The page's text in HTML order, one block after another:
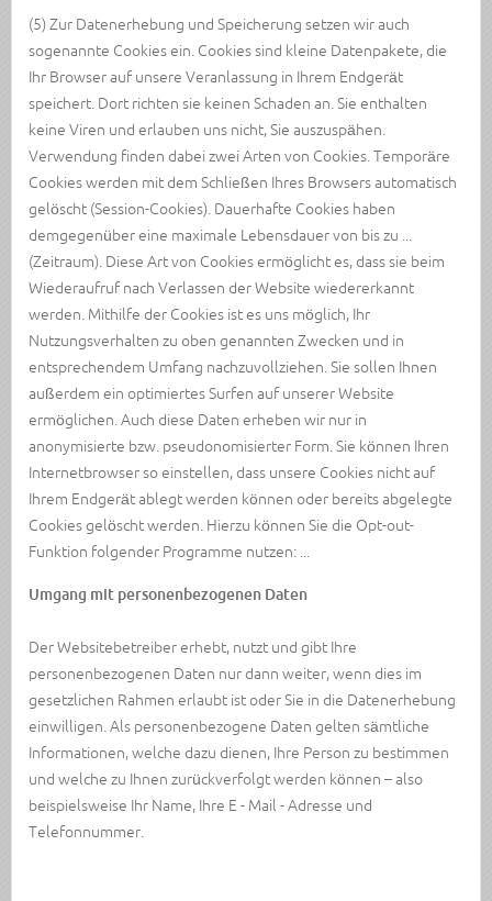
(5) Zur Datenerhebung und Speicherung setzen wir auch
sogenannte Cookies ein. Cookies sind kleine Datenpakete, die
Ihr Browser auf unsere Veranlassung in Ihrem Endgerät
speichert. Dort richten sie keinen Schaden an. Sie enthalten
keine Viren und erlauben uns nicht, Sie auszuspähen.
Verwendung finden dabei zwei Arten von Cookies. Temporäre
Cookies werden mit dem Schließen Ihres Browsers automatisch
gelöscht (Session-Cookies). Dauerhafte Cookies haben
demgegenüber eine maximale Lebensdauer von bis zu ...
(Zeitraum). Diese Art von Cookies ermöglicht es, dass sie beim
Wiederaufruf nach Verlassen der Website wiedererkannt
werden. Mithilfe der Cookies ist es uns möglich, Ihr
Nutzungsverhalten zu oben genannten Zwecken und in
entsprechendem Umfang nachzuvollziehen. Sie sollen Ihnen
außerdem ein optimiertes Surfen auf unserer Website
ermöglichen. Auch diese Daten erheben wir nur in
anonymisierte bzw. pseudonomisierter Form. Sie können Ihren
Internetbrowser so einstellen, dass unsere Cookies nicht auf
Ihrem Endgerät ablegt werden können oder bereits abgelegte
Cookies gelöscht werden. Hierzu können Sie die Opt-out-
Funktion folgender Programme nutzen: ...
Umgang mit personenbezogenen Daten
Der Websitebetreiber erhebt, nutzt und gibt Ihre
personenbezogenen Daten nur dann weiter, wenn dies im
gesetzlichen Rahmen erlaubt ist oder Sie in die Datenerhebung
einwilligen. Als personenbezogene Daten gelten sämtliche
Informationen, welche dazu dienen, Ihre Person zu bestimmen
und welche zu Ihnen zurückverfolgt werden können – also
beispielsweise Ihr Name, Ihre E - Mail - Adresse und
Telefonnummer.